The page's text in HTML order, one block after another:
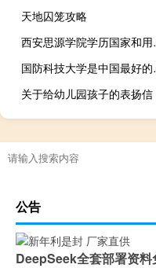
天地囚笼攻略
西安思源学
国防
关于给幼儿园孩子的表扬信
公告
DeepSeek全套部署资料